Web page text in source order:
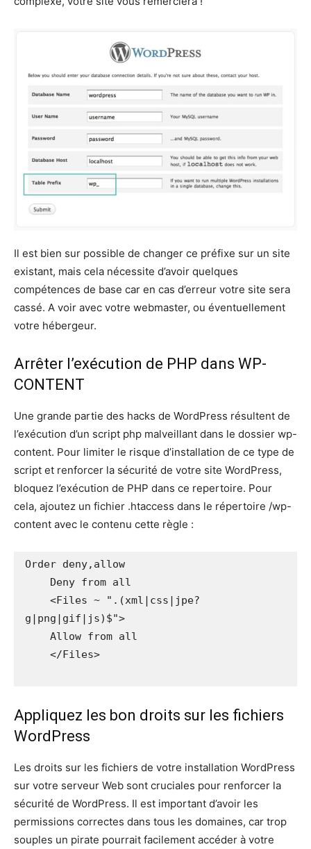
Il est bien sur possible de changer ce préfixe sur un site
existant, mais cela nécessite d’avoir quelques
compétences de base car en cas d’erreur votre site sera
cassé. A voir avec votre webmaster, ou éventuellement
votre hébergeur.
Arrêter l’exécution de PHP dans WP-
CONTENT
Une grande partie des hacks de WordPress résultent de
l’exécution d’un script php malveillant dans le dossier wp-
content. Pour limiter le risque d’installation de ce type de
script et renforcer la sécurité de votre site WordPress,
bloquez l’exécution de PHP dans ce repertoire. Pour
cela, ajoutez un fichier .htaccess dans le répertoire /wp-
content avec le contenu cette règle :
Order deny,allow
g|png|gif|js)$">
Appliquez les bon droits sur les fichiers
WordPress
Les droits sur les fichiers de votre installation WordPress
sur votre serveur Web sont cruciales pour renforcer la
sécurité de WordPress. Il est important d’avoir les
permissions correctes dans tous les domaines, car trop
souples un pirate pourrait facilement accéder à votre